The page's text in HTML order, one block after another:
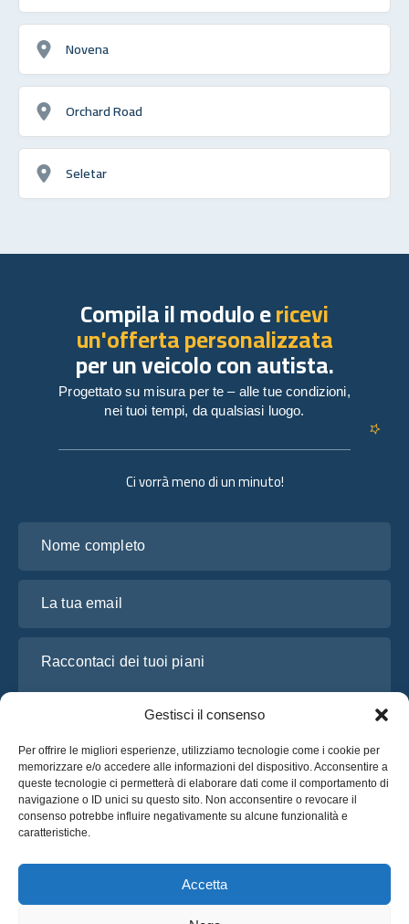
Gestisci il consenso
Per offrire le migliori esperienze, utilizziamo tecnologie come i cookie per
memorizzare e/o accedere alle informazioni del dispositivo. Acconsentire a
queste tecnologie ci permetterà di elaborare dati come il comportamento di
navigazione o ID unici su questo sito. Non acconsentire o revocare il
consenso potrebbe influire negativamente su alcune funzionalità e
caratteristiche.
Accetta
Novena
Orchard Road
Seletar
Ci vorrà meno di un minuto!
Ho letto e accetto l’
Richiedi un preventivo
Richiedi un preventivo
Compila il modulo ericevi
un'offerta personalizzata
per un veicolo con autista.
Progettato su misura per te – alle tue condizioni,
nei tuoi tempi, da qualsiasi luogo.